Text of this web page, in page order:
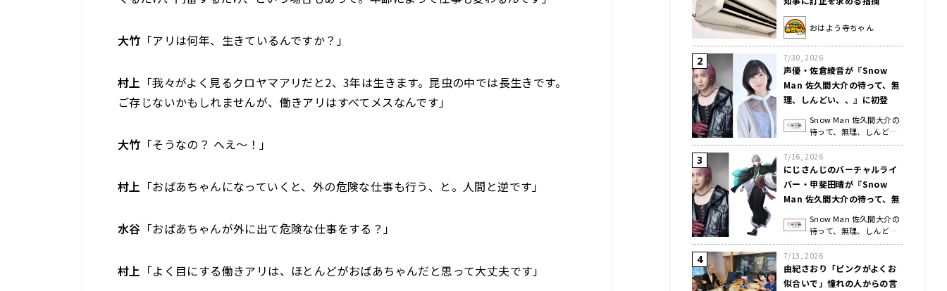
大竹 「アリは何年、生きているんですか？」
村上 「我々がよく見るクロヤマアリだと2、3年は生きます。昆虫の中では長生きです。
ご存じないかもしれませんが、働きアリはすべてメスなんです」
大竹 「そうなの？ へえ～！」
村上 「おばあちゃんになっていくと、外の危険な仕事も行う、と。人間と逆です」
水谷 「おばあちゃんが外に出て危険な仕事をする？」
村上 「よく目にする働きアリは、ほとんどがおばあちゃんだと思って大丈夫です」
おはよう寺ちゃん
7/30, 2026
声優・佐倉綾音が『Snow
Man 佐久間大介の待って、無
理、しんどい、、』に初登
場！ 「記念すべき222回目の
にゃんにゃんにゃん回で、お
互いねこが好きなのに…」
Snow Man 佐久間大介の
待って、無理、しんど
い、、
7/16, 2026
にじさんじのバーチャルライ
バー・甲斐田晴が『Snow
Man 佐久間大介の待って、無
理、しんどい、、』に2度目の
登場！ Snow Manのライブか
ら影響を受けたというエピソ
ードをトーク
Snow Man 佐久間大介の
待って、無理、しんど
い、、
7/13, 2026
由紀さおり「ピンクがよくお
似合いで」憧れの人からの言